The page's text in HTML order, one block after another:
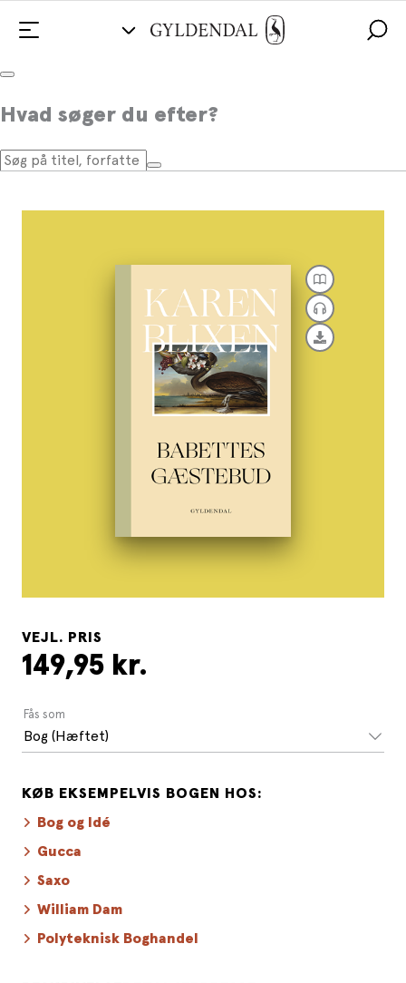
Hvad søger du efter?
Babettes gæstebud
VEJL. PRIS
149,95 kr.
Fås som
Bog (Hæftet)
KØB EKSEMPELVIS BOGEN HOS:
Bog og Idé
Gucca
Saxo
William Dam
Polyteknisk Boghandel